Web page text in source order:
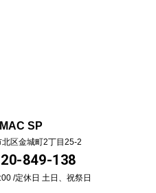
SP
北区金城町2丁目25-2
849-138
/定休日 土日、祝祭日